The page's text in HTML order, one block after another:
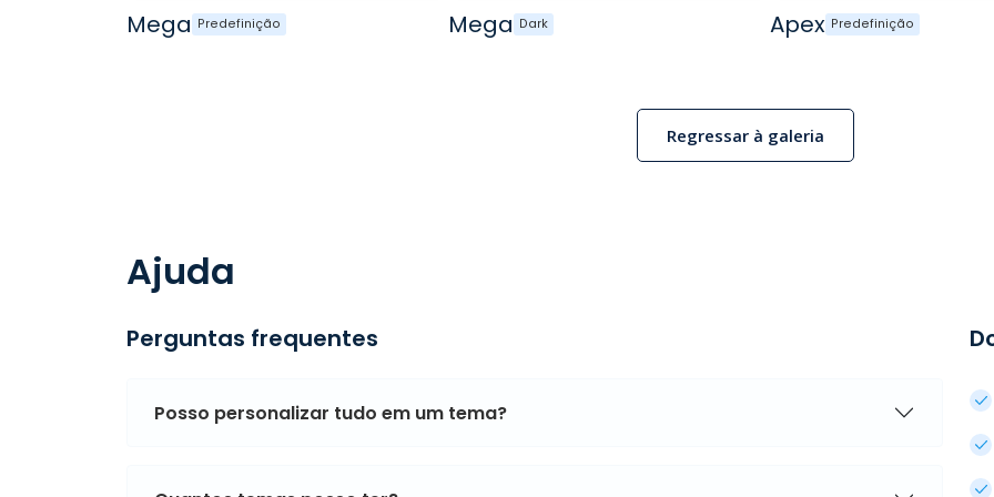
Mega Predefinição Mega Dark Apex Predefinição
Regressar à galeria
Ajuda
Perguntas frequentes
Posso personalizar tudo em um tema?